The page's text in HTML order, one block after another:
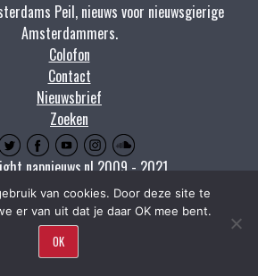
Peil, nieuws voor nieuwsgierige
Amsterdammers.
Colofon
Contact
Nieuwsbrief
Zoeken
napnieuws.nl 2009 - 2021.
van cookies. Door deze site te
er van uit dat je daar OK mee bent.
OK